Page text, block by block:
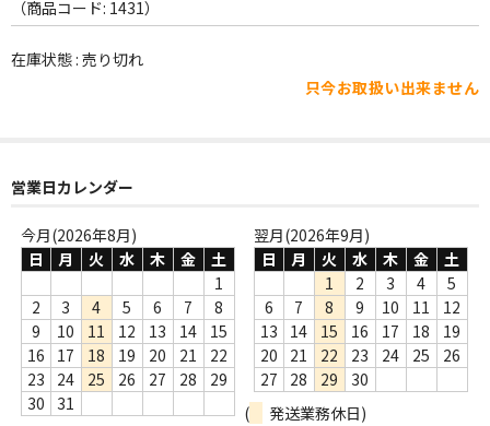
レア盤（1万円以上）
Webのみ no.1
Webのみ no.2
Webのみ no.3
Webのみ no.4
売り切れ
（商品コード: 1431）
在庫状態 : 売り切れ
只今お取扱い出来ません
営業日カレンダー
今月(2026年8月)
日
月 火 水 木 金
土
1
2
3 4 5 6 7
8
9
10 11 12 13 14
15
16
17 18 19 20 21
22
23
24 25 26 27 28
29
30
31
翌月(2026年9月)
日
月 火 水 木 金
土
1
2 3 4
5
6
7 8 9 10 11
12
13
14 15 16 17 18
19
20
21 22 23 24 25
26
27
28 29
30
(
発送業務休日)